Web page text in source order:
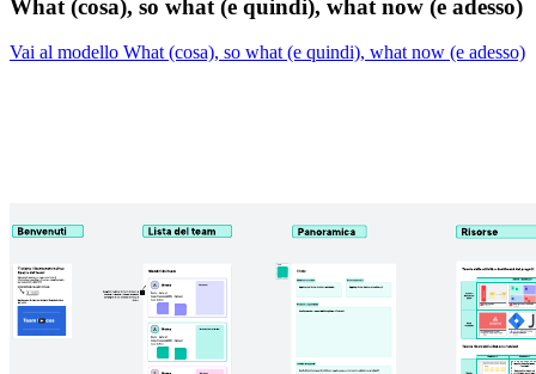
What (cosa), so what (e quindi), what now (e adesso)
Vai al modello What (cosa), so what (e quindi), what now (e adesso)